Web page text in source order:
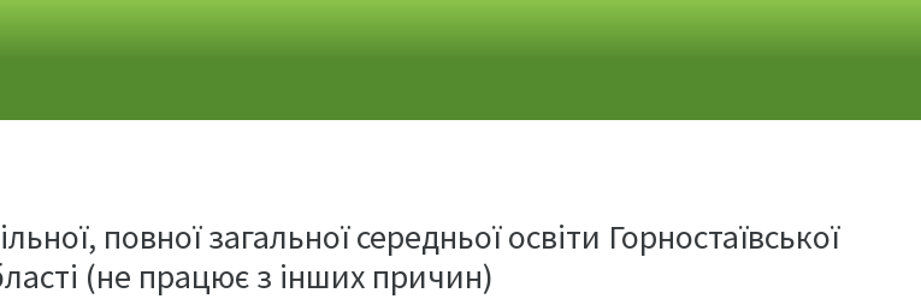
повної загальної середньої освіти Горностаївської
(не працює з інших причин)